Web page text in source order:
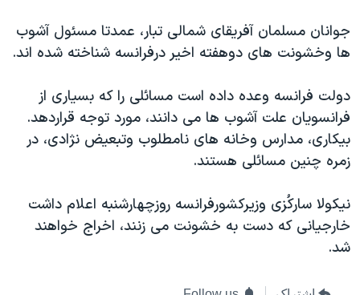
علم و فناوری
گالری عکس
آرشیو پخش زنده
رمز مهسا
اعتراضات زن، زندگی، آزادی
مجموعه مستندهای دادخواهی
تریبونال مردمی آبان ۹۸
چهل سال گروگان‌گیری
زبانهای مختلف
جوانان مسلمان آفريقای شمالی تبار، عمدتا مسئول آشوب
ها وخشونت های دوهفته اخير درفرانسه شناخته شده اند.
دولت فرانسه وعده داده است مسائلی را که بسياری از
فرانسويان علت آشوب ها می دانند، مورد توجه قراردهد.
بيکاری، مدارس وخانه های نامطلوب وتبعيض نژادی، در
زمره چنين مسائلی هستند.
نيکولا سارکُزی وزيرکشورفرانسه روزچهارشنبه اعلام داشت
خارجيانی که دست به خشونت می زنند، اخراج خواهند
شد.